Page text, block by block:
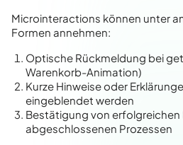
Microinteractions können unter
Formen annehmen:
Optische Rückmeldung bei
Warenkorb-Animation)
Kurze Hinweise oder
eingeblendet werden
Bestätigung von erfolgreichen
abgeschlossenen Prozessen